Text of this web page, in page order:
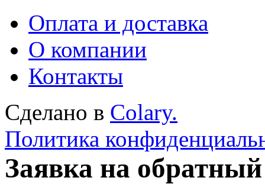
Оплата и доставка
О компании
Контакты
Сделано в Colary.
Политика
Заявка на